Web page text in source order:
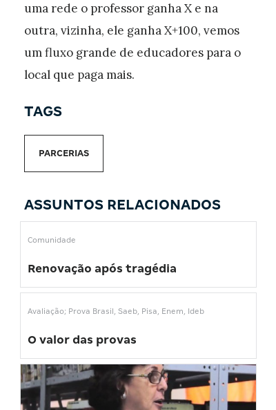
uma rede o professor ganha X e na
outra, vizinha, ele ganha X+100, vemos
um fluxo grande de educadores para o
local que paga mais.
TAGS
PARCERIAS
ASSUNTOS RELACIONADOS
Comunidade
Renovação após tragédia
Avaliação; Prova Brasil, Saeb, Pisa, Enem, Ideb
O valor das provas